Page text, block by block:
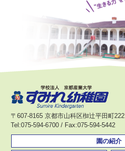
〒607-8165 京都市山科区椥辻平田町222
Tel:075-594-6700 / Fax:075-594-5442
園の紹介